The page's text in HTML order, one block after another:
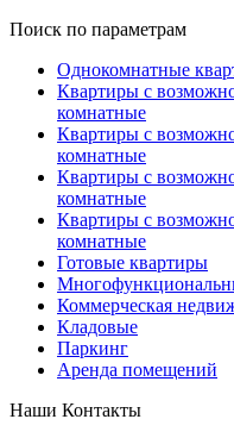
Поиск по параметрам
Однокомнатные
Квартиры с
комнатные
Квартиры с
комнатные
Квартиры с
комнатные
Квартиры с
комнатные
Готовые квартиры
Коммерческая
Кладовые
Паркинг
Аренда помещений
Наши Контакты